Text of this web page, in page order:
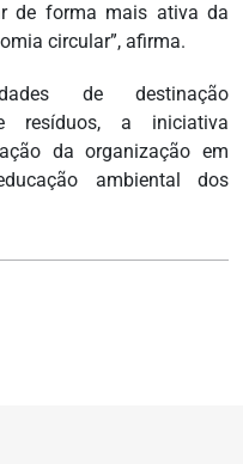
de forma mais ativa da
circular”, afirma.
de destinação
resíduos, a iniciativa
da organização em
ambiental dos